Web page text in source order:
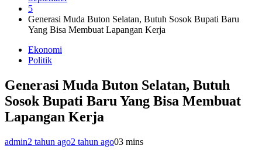
5
Generasi Muda Buton Selatan, Butuh Sosok Bupati Baru
Yang Bisa Membuat Lapangan Kerja
Ekonomi
Politik
Generasi Muda Buton Selatan, Butuh
Sosok Bupati Baru Yang Bisa Membuat
Lapangan Kerja
admin2 tahun ago2 tahun ago03 mins